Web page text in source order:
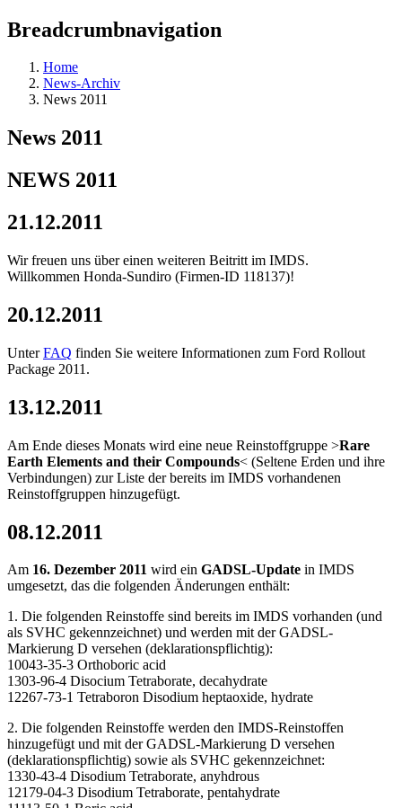
Breadcrumbnavigation
Home
News-Archiv
News 2011
News 2011
NEWS 2011
21.12.2011
Wir freuen uns über einen weiteren Beitritt im IMDS.
Willkommen Honda-Sundiro (Firmen-ID 118137)!
20.12.2011
UnterFAQ finden Sie weitere Informationen zum Ford Rollout
Package 2011.
13.12.2011
Am Ende dieses Monats wird eine neue Reinstoffgruppe >Rare
Earth Elements and their Compounds< (Seltene Erden und ihre
Verbindungen) zur Liste der bereits im IMDS vorhandenen
Reinstoffgruppen hinzugefügt.
08.12.2011
Am 16. Dezember 2011 wird ein GADSL-Update in IMDS
umgesetzt, das die folgenden Änderungen enthält:
1. Die folgenden Reinstoffe sind bereits im IMDS vorhanden (und
als SVHC gekennzeichnet) und werden mit der GADSL-
Markierung D versehen (deklarationspflichtig):
10043-35-3 Orthoboric acid
1303-96-4 Disocium Tetraborate, decahydrate
12267-73-1 Tetraboron Disodium heptaoxide, hydrate
2. Die folgenden Reinstoffe werden den IMDS-Reinstoffen
hinzugefügt und mit der GADSL-Markierung D versehen
(deklarationspflichtig) sowie als SVHC gekennzeichnet:
1330-43-4 Disodium Tetraborate, anyhdrous
12179-04-3 Disodium Tetraborate, pentahydrate